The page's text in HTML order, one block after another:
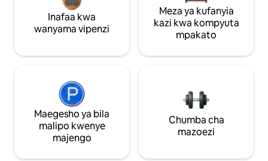
Inafaa kwa
wanyama vipenzi
Meza ya kufanyia
kazi kwa kompyuta
mpakato
Maegesho ya bila
malipo kwenye
majengo
Chumba cha
mazoezi